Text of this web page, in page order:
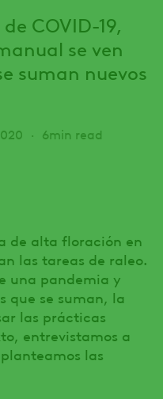
COVID-19,
se ven
suman nuevos
6min read
de alta floración en
las tareas de raleo.
una pandemia y
que se suman, la
las prácticas
entrevistamos a
las